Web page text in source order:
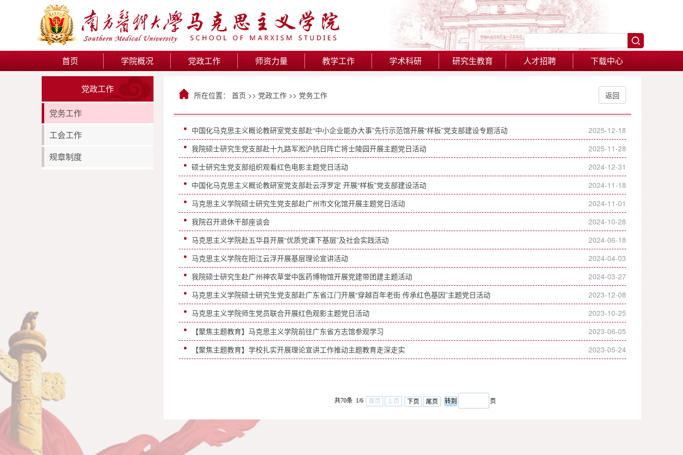
首页 学院概况 党政工作 师资力量 教学工作 学术科研 研究生教育 人才招聘 下载中心
党政工作
党务工作
工会工作
规章制度
所在位置： 首页 >> 党政工作 >> 党务工作 返回
中国化马克思主义概论教研室党支部赴“中小企业能办大事”先行示范馆开展“样板”党支部建设专题活动
2025-12-18
我院硕士研究生党支部赴十九路军淞沪抗日阵亡将士陵园开展主题党日活动
2025-11-28
硕士研究生党支部组织观看红色电影主题党日活动
2024-12-31
中国化马克思主义概论教研室党支部赴云浮罗定 开展“样板”党支部建设活动
2024-11-18
马克思主义学院硕士研究生党支部赴广州市文化馆开展主题党日活动
2024-11-01
我院召开退休干部座谈会
2024-10-28
马克思主义学院赴五华县开展“优质党课下基层”及社会实践活动
2024-06-18
马克思主义学院在阳江云浮开展基层理论宣讲活动
2024-04-03
我院硕士研究生赴广州神农草堂中医药博物馆开展党建带团建主题活动
2024-03-27
马克思主义学院硕士研究生党支部赴广东省江门开展“穿越百年老街 传承红色基因”主题党日活动
2023-12-08
马克思主义学院师生党员联合开展红色观影主题党日活动
2023-10-25
【聚焦主题教育】马克思主义学院前往广东省方志馆参观学习
2023-06-05
【聚焦主题教育】学校扎实开展理论宣讲工作推动主题教育走深走实
2023-05-24
共70条 1/6 首页 上页 下页 尾页 页